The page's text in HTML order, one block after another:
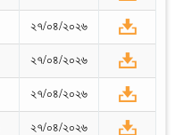
২৭/০৪/২০২৬
২৭/০৪/২০২৬
২৭/০৪/২০২৬
২৭/০৪/২০২৬